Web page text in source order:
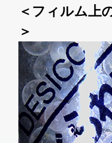
＜フィルム上
＞